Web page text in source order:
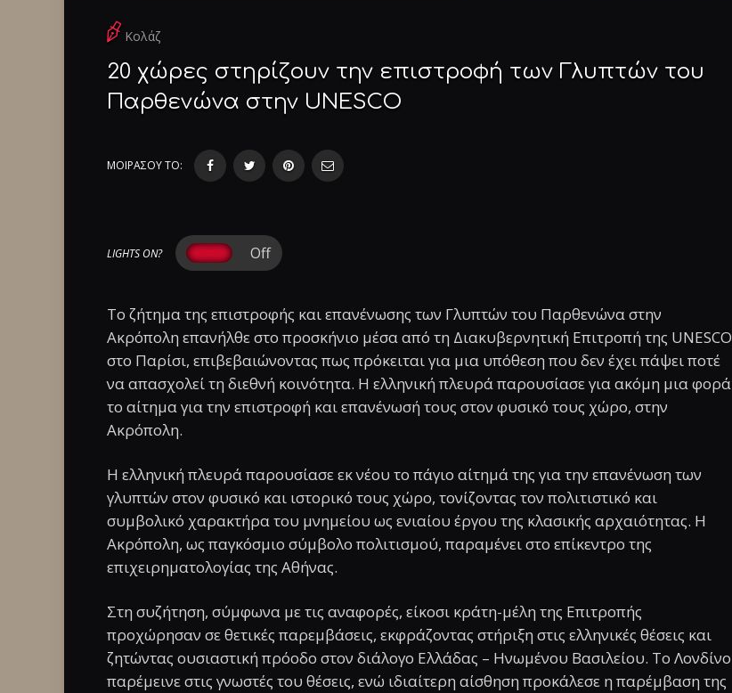
Κολάζ
20 χώρες στηρίζουν την επιστροφή των Γλυπτών του
Παρθενώνα στην UNESCO
ΜΟΙΡΑΣΟΥ ΤΟ:
LIGHTS ON?
Το ζήτημα της επιστροφής και επανένωσης των Γλυπτών του Παρθενώνα στην
Ακρόπολη επανήλθε στο προσκήνιο μέσα από τη Διακυβερνητική Επιτροπή της UNESCO
στο Παρίσι, επιβεβαιώνοντας πως πρόκειται για μια υπόθεση που δεν έχει πάψει ποτέ
να απασχολεί τη διεθνή κοινότητα. Η ελληνική πλευρά παρουσίασε για ακόμη μια φορά
το αίτημα για την επιστροφή και επανένωσή τους στον φυσικό τους χώρο, στην
Ακρόπολη.
Η ελληνική πλευρά παρουσίασε εκ νέου το πάγιο αίτημά της για την επανένωση των
γλυπτών στον φυσικό και ιστορικό τους χώρο, τονίζοντας τον πολιτιστικό και
συμβολικό χαρακτήρα του μνημείου ως ενιαίου έργου της κλασικής αρχαιότητας. Η
Ακρόπολη, ως παγκόσμιο σύμβολο πολιτισμού, παραμένει στο επίκεντρο της
επιχειρηματολογίας της Αθήνας.
Στη συζήτηση, σύμφωνα με τις αναφορές, είκοσι κράτη-μέλη της Επιτροπής
προχώρησαν σε θετικές παρεμβάσεις, εκφράζοντας στήριξη στις ελληνικές θέσεις και
ζητώντας ουσιαστική πρόοδο στον διάλογο Ελλάδας – Ηνωμένου Βασιλείου. Το Λονδίνο
παρέμεινε στις γνωστές του θέσεις, ενώ ιδιαίτερη αίσθηση προκάλεσε η παρέμβαση της